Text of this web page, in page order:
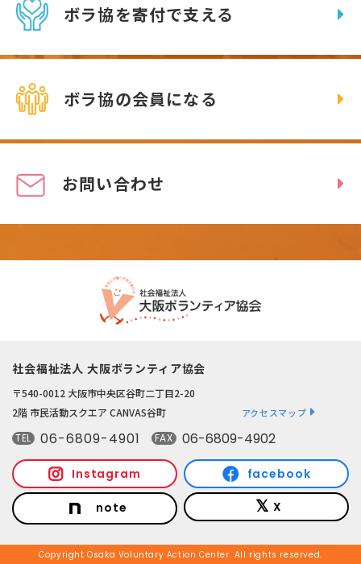
ボラ協を寄付で支える
ボラ協の会員になる
お問い合わせ
社会福祉法人 大阪ボランティア協会
〒540-0012 大阪市中央区谷町二丁目2-20
2階 市民活動スクエア CANVAS谷町
アクセスマップ
TEL 06-6809-4901 FAX 06-6809-4902
Instagram facebook
note X
Copyright Osaka Voluntary Action Center. All rights reserved.